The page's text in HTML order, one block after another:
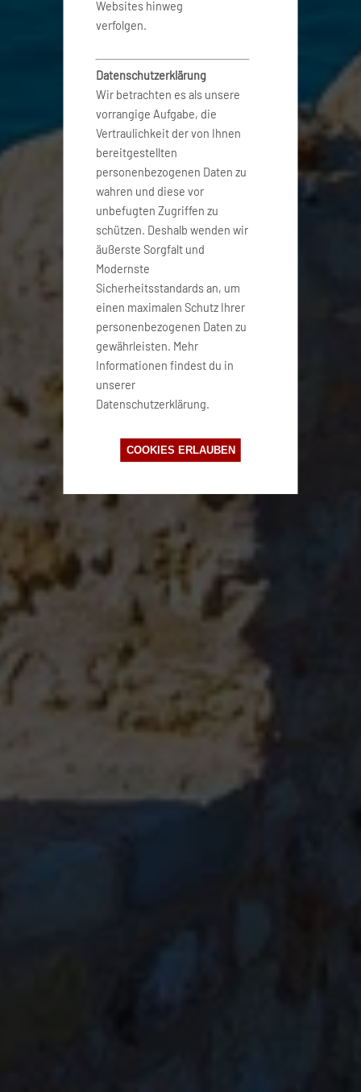
Websites hinweg
verfolgen.
Datenschutzerklärung
Wir betrachten es als unsere
vorrangige Aufgabe, die
Vertraulichkeit der von Ihnen
bereitgestellten
personenbezogenen Daten zu
wahren und diese vor
unbefugten Zugriffen zu
schützen. Deshalb wenden wir
äußerste Sorgfalt und
Modernste
Sicherheitsstandards an, um
einen maximalen Schutz Ihrer
personenbezogenen Daten zu
gewährleisten. Mehr
Informationen findest du in
unserer
Datenschutzerklärung.
COOKIES ERLAUBEN